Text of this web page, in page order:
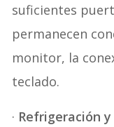
suficientes
permanecen
monitor, la
teclado.
· Refrigeración